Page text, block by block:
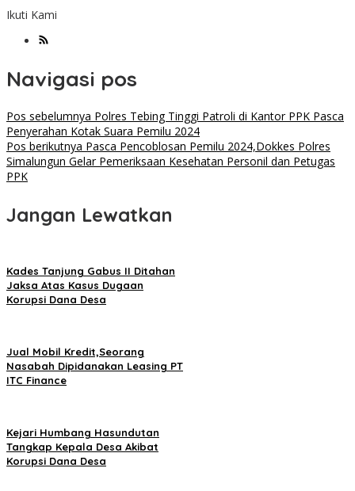
Ikuti Kami
Navigasi pos
Pos sebelumnya Polres Tebing Tinggi Patroli di Kantor PPK Pasca
Penyerahan Kotak Suara Pemilu 2024
Pos berikutnya Pasca Pencoblosan Pemilu 2024,Dokkes Polres
Simalungun Gelar Pemeriksaan Kesehatan Personil dan Petugas
PPK
Jangan Lewatkan
Kades Tanjung Gabus II Ditahan
Jaksa Atas Kasus Dugaan
Korupsi Dana Desa
Jual Mobil Kredit,Seorang
Nasabah Dipidanakan Leasing PT
ITC Finance
Kejari Humbang Hasundutan
Tangkap Kepala Desa Akibat
Korupsi Dana Desa